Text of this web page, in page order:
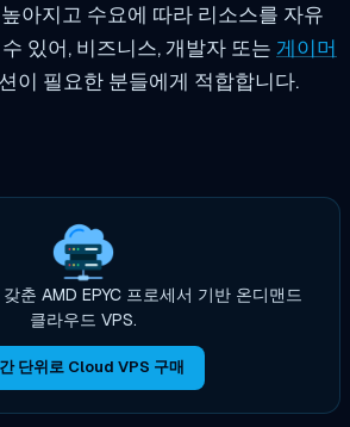
아지고 수요에 따라 리소스를 자유
있어, 비즈니스, 개발자 또는 게이머
이 필요한 분들에게 적합합니다.
춘 AMD EPYC 프로세서 기반 온디맨드
클라우드 VPS.
단위로 Cloud VPS 구매